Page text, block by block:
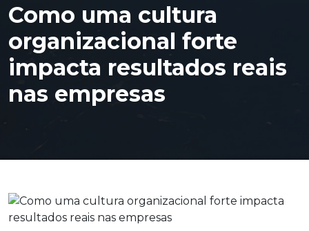
Como uma cultura
organizacional forte
impacta resultados reais
nas empresas